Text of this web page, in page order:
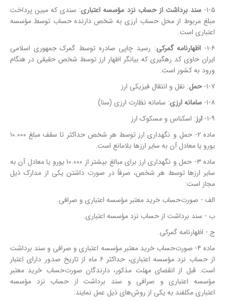
۱-۵- سند برداشت از حساب نزد مؤسسه اعتباری: سندی که مبین پرداخت
مبلغ مربوط از محل حساب ارزی به شخص دارنده حساب توسط مؤسسه
اعتباری است.
۱-۶- اظهارنامه گمرکی: رسید چاپی صادره توسط گمرک جمهوری اسلامی
ایران حاوی کد رهگیری که بیانگر اظهار ارز توسط شخص حقیقی در هنگام
ورود به کشور است.
۱-۷- حمل: نقل و انتقال فیزیکی ارز
۱-۸- سامانه ارزی: سامانه نظارت ارزی (سنا)
۱-۹- ارز: اسکناس و مسکوک ارز
ماده ۲‏- حمل و نگهداری ارز توسط هر شخص حداکثر تا سقف مبلغ ۱۰.۰۰۰
یورو یا معادل آن به سایر ارزها بلامانع است.
ماده ۳‏‏‏‏‏‏‏‏- حمل و نگهداری ارز برای مبالغ بیشتر از ۱۰.۰۰۰ یورو یا معادل آن به
سایر ارزها توسط هر شخص، صرفاً در صورت داشتن یکی از مدارک ذیل
مجاز است:
الف ‏‏‏‏‏‏‏‏‏‏‏- صورت‌حساب خرید معتبر مؤسسه اعتباری و صرافی.
ب ‏‏‏‏‏‏‏‏‏‏‏- سند برداشت از حساب نزد مؤسسه اعتباری.
ج ‏‏‏‏‏‏‏‏‏‏‏- اظهارنامه گمرکی.
ماده ۴‏‏‏‏‏‏‏- صورت‌حساب خرید معتبر مؤسسه اعتباری و صرافی و سند برداشت
از حساب نزد مؤسسه اعتباری، حداکثر ۶ ماه از تاریخ صدور دارای اعتبار
است. قبل از انقضای مهلت مذکور، دارندگان صورت‌حساب خرید معتبر
مؤسسه اعتباری و صرافی و سند برداشت از حساب نزد مؤسسه
اعتباری مکلفند به یکی از روش‌های ذیل عمل نمایند: